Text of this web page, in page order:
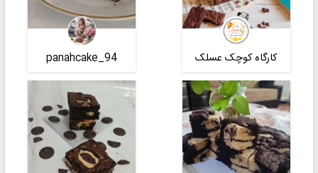
کارگاه کوچک عسلک panahcake_94